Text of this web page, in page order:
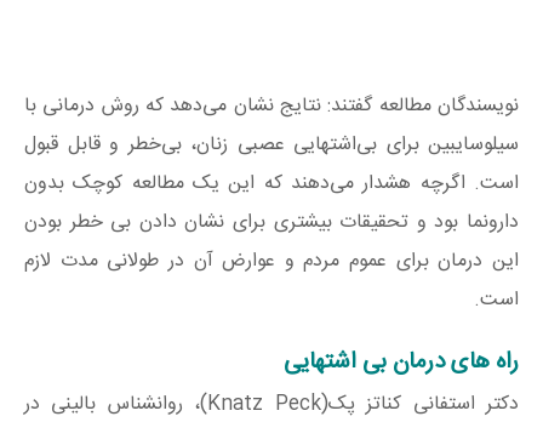
نویسندگان مطالعه گفتند: نتایج نشان می‌دهد که روش درمانی با
سیلوسایبین برای بی‌اشتهایی عصبی زنان، بی‌خطر و قابل قبول
است. اگرچه هشدار می‌دهند که این یک مطالعه کوچک بدون
دارونما بود و تحقیقات بیشتری برای نشان دادن بی خطر بودن
این درمان برای عموم مردم و عوارض آن در طولانی مدت لازم
است.
راه های درمان بی اشتهایی
دکتر استفانی کناتز پک(Knatz Peck)، روانشناس بالینی در